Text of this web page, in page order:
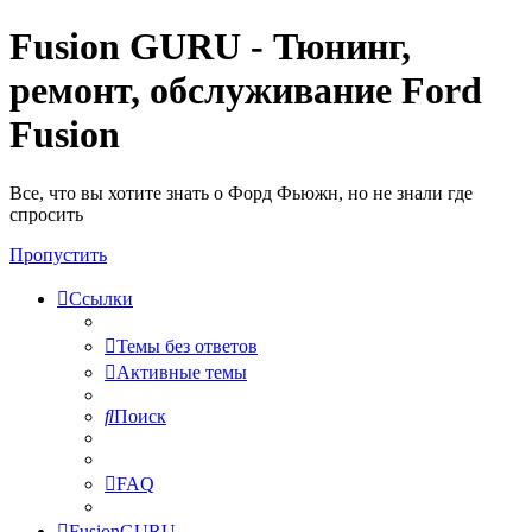
Fusion GURU - Тюнинг,
ремонт, обслуживание Ford
Fusion
Все, что вы хотите знать о Форд Фьюжн, но не знали где
спросить
Пропустить
Ссылки
Темы без ответов
Активные темы
Поиск
FAQ